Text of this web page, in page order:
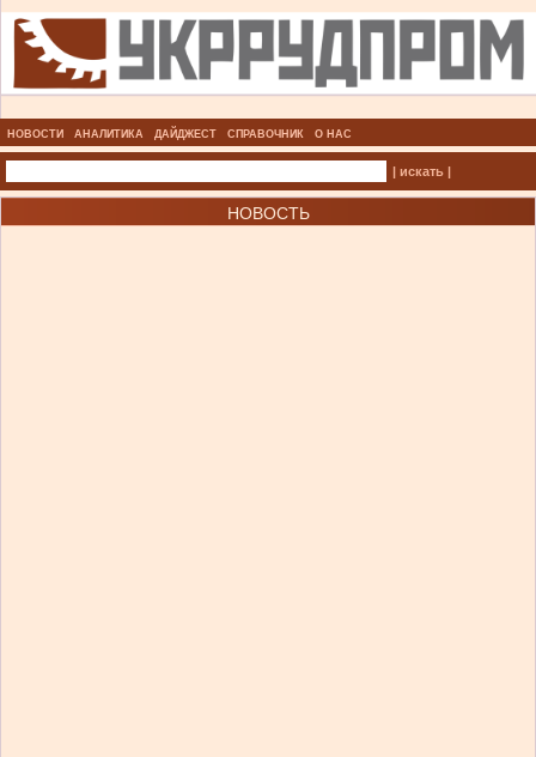
НОВОСТИ АНАЛИТИКА ДАЙДЖЕСТ СПРАВОЧНИК О НАС
| искать |
НОВОСТЬ